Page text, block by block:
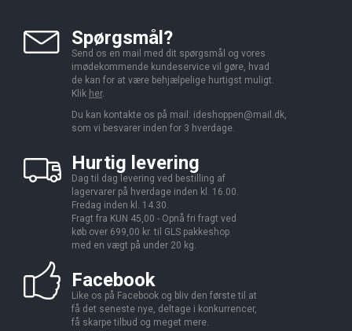
Spørgsmål?
Send os en mail med dit spørgsmål og vores
imødekommende kundeservice vil gøre, hvad
de kan for at være behjælpelige hurtigst muligt.
Klik her.
Du kan kontakte os på mail: ideshoppen@mail.dk,
som vi besvarer inden for 3 hverdage.
Hurtig levering
Dag til dag levering ved bestilling af
lagervarer på hverdage inden kl. 16.00.
Fredag inden kl. 14.30.
Fragt fra KUN 45,00 - Opnå fri fragt ved
køb over 699,00 kr. til GLS pakkeshop
med en vægt på under 20 kg.
Facebook
Like os på Facebook og bliv den første til at
få det seneste nye, deltage i konkurrencer,
få skarpe tilbud og meget mere.